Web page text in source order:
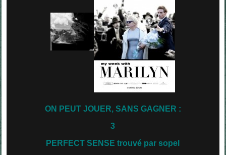
ON PEUT JOUER, SANS GAGNER :
3
PERFECT SENSE trouvé par sopel